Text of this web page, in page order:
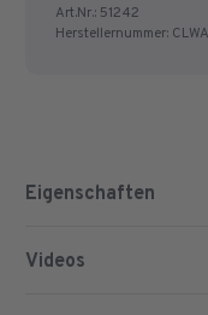
Art.Nr.:51242
Herstellernummer:
Eigenschaften
Videos